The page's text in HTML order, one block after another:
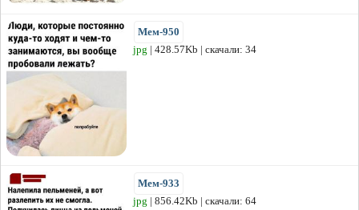
Мем-950
jpg | 428.57Kb | скачали: 34
Мем-933
jpg | 856.42Kb | скачали: 64